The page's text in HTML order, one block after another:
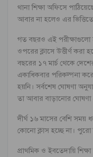
থানা শিক্ষা অফিসে
আবার না হলেও এর
গত বছরও এই পরীক্ষাগুলো
ওপরের ক্লাসে উত্তীর্ণ করা
বছরের ১৭ মার্চ থেকে
একাধিকবার পরিকল্পনা
হয়নি। সর্বশেষ ঘোষণা
তা আবার বাড়ানোর
দীর্ঘ ১৬ মাসের বেশি সময়
কোনো ক্লাস হচ্ছে না। পুরো
প্রাথমিক ও ইবতেদায়ি